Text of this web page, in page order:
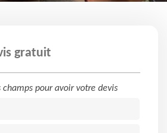
gratuit
pour avoir votre devis